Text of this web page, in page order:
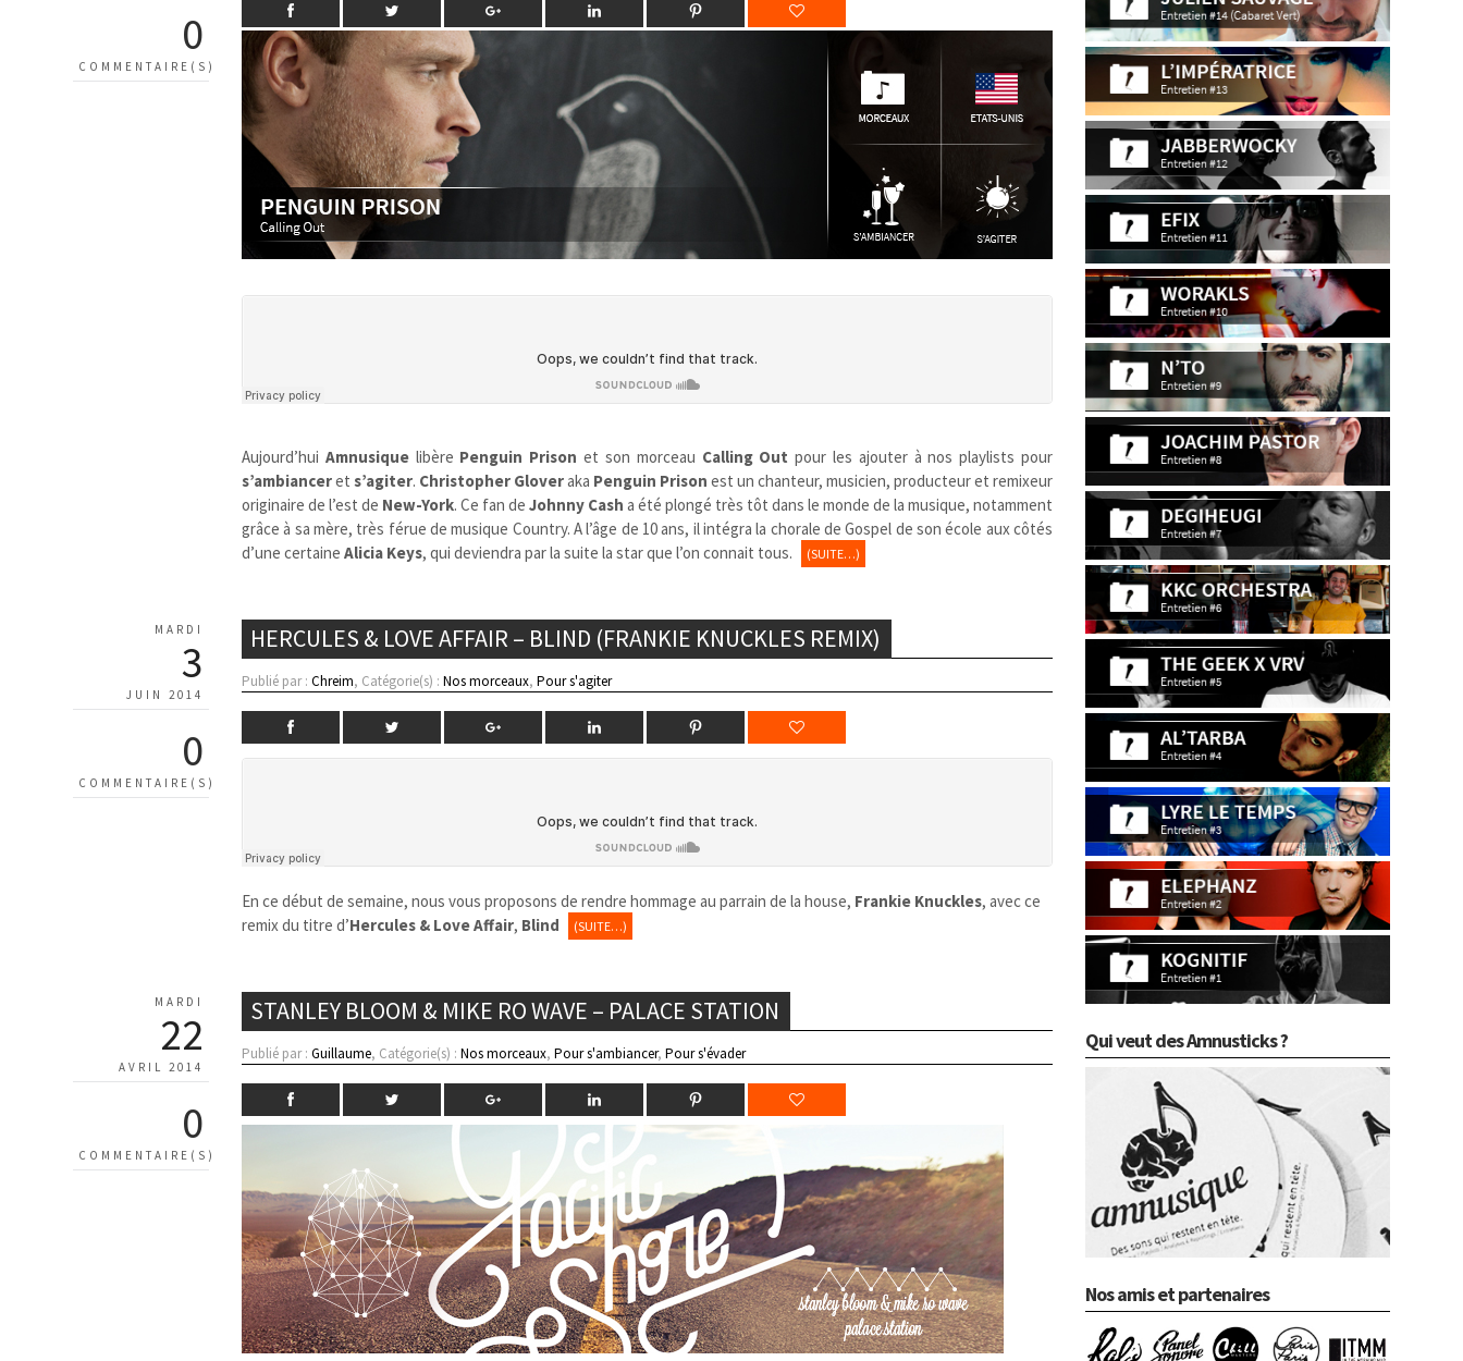
0
COMMENTAIRE(S)
Aujourd’hui Amnusiquelibère Penguin Prison et son morceau Calling Out pour les ajouter à nos playlists pour
s’ambiancerets’agiter. Christopher Gloveraka Penguin Prison est un chanteur, musicien, producteur et remixeur
originaire de l’est de New-York. Ce fan deJohnny Cash a été plongé très tôt dans le monde de la musique, notamment
grâce à sa mère, très férue de musique Country. A l’âge de 10 ans, il intégra la chorale de Gospel de son école aux côtés
d’une certaineAlicia Keys, qui deviendra par la suite la star que l’on connait tous. (SUITE…)
MARDI
3
JUIN 2014
0
COMMENTAIRE(S)
HERCULES & LOVE AFFAIR – BLIND (FRANKIE KNUCKLES REMIX)
Publié par :Chreim, Catégorie(s) :Nos morceaux,Pour s'agiter
En ce début de semaine, nous vous proposons de rendre hommage au parrain de la house, Frankie Knuckles, avec ce
remix du titre d’Hercules & Love Affair, Blind (SUITE…)
MARDI
22
AVRIL 2014
0
COMMENTAIRE(S)
STANLEY BLOOM & MIKE RO WAVE – PALACE STATION
Publié par :Guillaume, Catégorie(s) :Nos morceaux,Pour s'ambiancer,Pour s'évader
Qui veut des Amnusticks ?
Nos amis et partenaires